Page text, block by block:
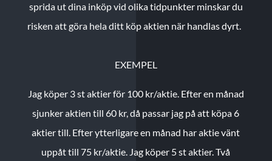
sprida ut dina inköp vid olika tidpunkter minskar du
risken att göra hela ditt köp aktien när handlas dyrt.
EXEMPEL
Jag köper 3 st aktier för 100 kr/aktie. Efter en månad
sjunker aktien till 60 kr, då passar jag på att köpa 6
aktier till. Efter ytterligare en månad har aktie vänt
uppåt till 75 kr/aktie. Jag köper 5 st aktier.Två